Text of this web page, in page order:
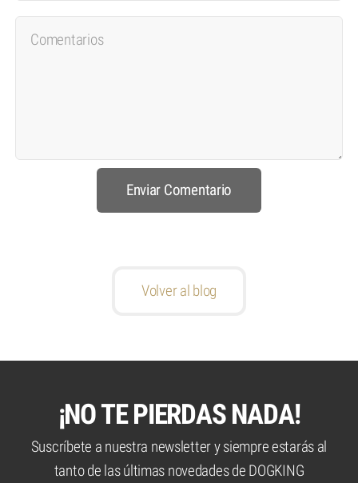
Volver al blog
¡NO TE PIERDAS NADA!
Suscríbete a nuestra newsletter y siempre estarás al
tanto de las últimas novedades de DOGKING